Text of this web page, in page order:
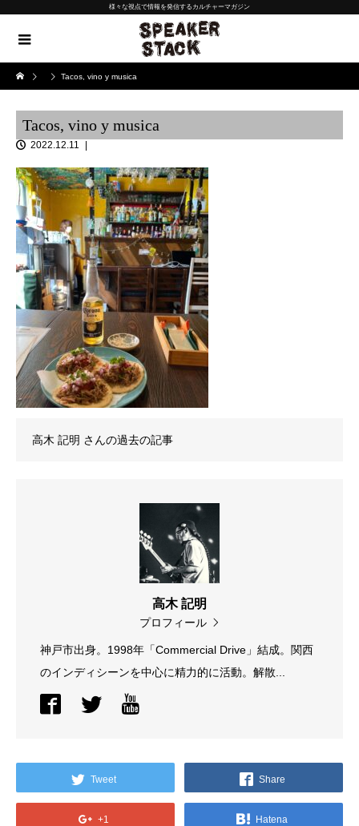
様々な視点で情報を発信するカルチャーマガジン
Tacos, vino y musica
Tacos, vino y musica
2022.12.11
高木 記明 さんの過去の記事
高木 記明
プロフィール
神戸市出身。1998年「Commercial Drive」結成。関西
のインディシーンを中心に精力的に活動。解散...
Tweet Share
+1 Hatena